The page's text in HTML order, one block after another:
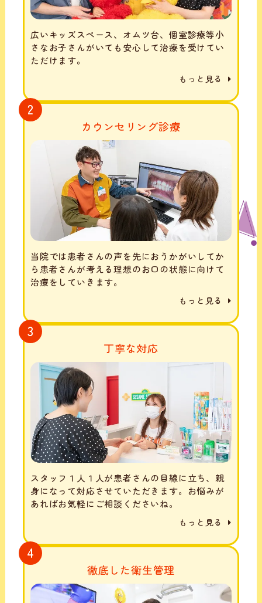
広いキッズスペース、オムツ台、個室診療等小
さなお子さんがいても安心して治療を受けてい
ただけます。
もっと見る
2
カウンセリング診療
当院では患者さんの声を先におうかがいしてか
ら患者さんが考える理想のお口の状態に向けて
治療をしていきます。
もっと見る
3
丁寧な対応
スタッフ１人１人が患者さんの目線に立ち、親
身になって対応させていただきます。お悩みが
あればお気軽にご相談くださいね。
もっと見る
4
徹底した衛生管理